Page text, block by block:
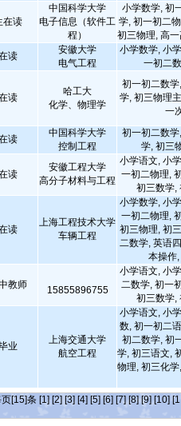
在读
中国科学大学
电子信息（软件工
程）
小学数学, 初
学, 初一初二
初三物理, 高
读
安徽大学
电气工程
小学数学, 小
一初二
读
哈工大
化学、物理学
初一初二数
学, 初三物理
一
读
中国科学大学
控制工程
初一初二数
学, 初三
读
安徽工程大学
高分子材料与工程
小学语文, 小
一初二物理,
初三数学,
读
上海工程技术大学
车辆工程
小学数学, 小
一初二物理,
初三物理, 初
二数学, 英语
本操作
教师 15855896755
小学语文, 小
二数学, 初一
初三数学,
业
上海交通大学
航空工程
小学语文, 小
数, 初一初二
初二数学, 初
学, 初三语文,
物理, 初三化
[15]条 [1] [2] [3] [4] [5] [6] [7] [8] [9] [10]